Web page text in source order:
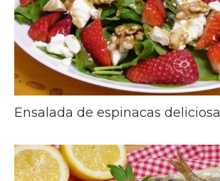
Ensalada de espinacas deliciosa